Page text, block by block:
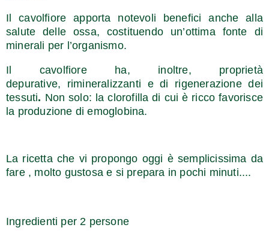
Il cavolfiore apporta notevoli benefici anche alla
salute delle ossa, costituendo un’ottima fonte di
minerali per l’organismo.
Il cavolfiore ha, inoltre, proprietà
depurative, rimineralizzanti e di rigenerazione dei
tessuti. Non solo: la clorofilla di cui è ricco favorisce
la produzione di emoglobina.
La ricetta che vi propongo oggi è semplicissima da
fare , molto gustosa e si prepara in pochi minuti....
Ingredienti per 2 persone